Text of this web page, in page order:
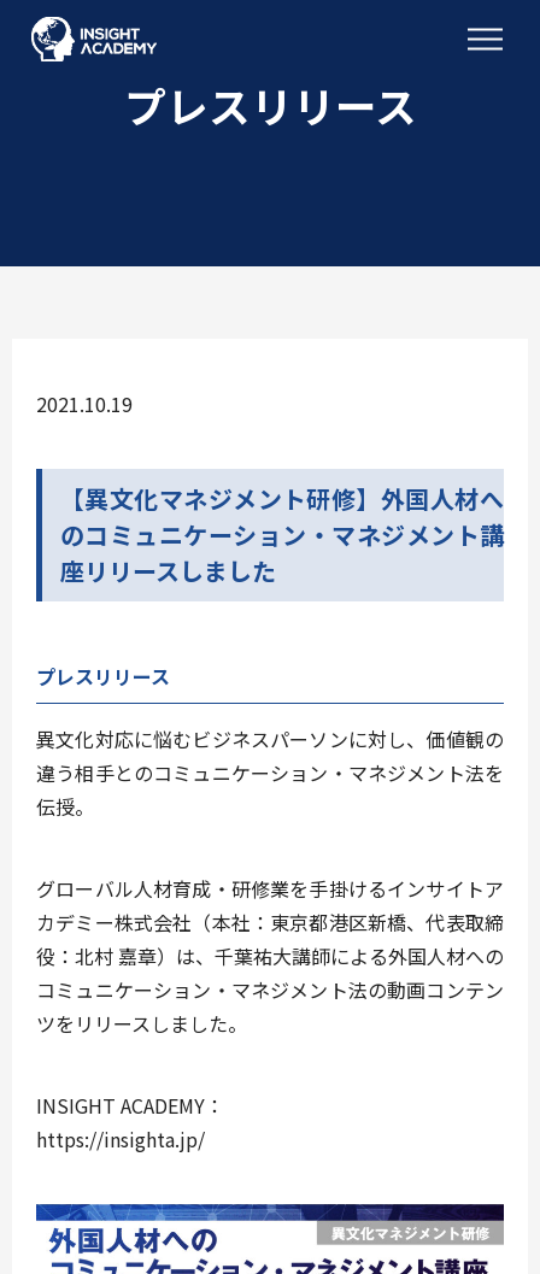
プレスリリース
2021.10.19
【異文化マネジメント研修】外国人材へ
のコミュニケーション・マネジメント講
座リリースしました
プレスリリース
異文化対応に悩むビジネスパーソンに対し、価値観の
違う相手とのコミュニケーション・マネジメント法を
伝授。
グローバル人材育成・研修業を手掛けるインサイトア
カデミー株式会社（本社：東京都港区新橋、代表取締
役：北村 嘉章）は、千葉祐大講師による外国人材への
コミュニケーション・マネジメント法の動画コンテン
ツをリリースしました。
INSIGHT ACADEMY：
https://insighta.jp/